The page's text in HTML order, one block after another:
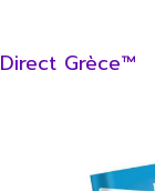
Direct Grèce™